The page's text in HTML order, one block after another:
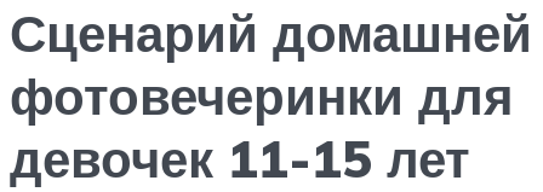
Сценарий домашней
фотовечеринки для
девочек 11-15 лет